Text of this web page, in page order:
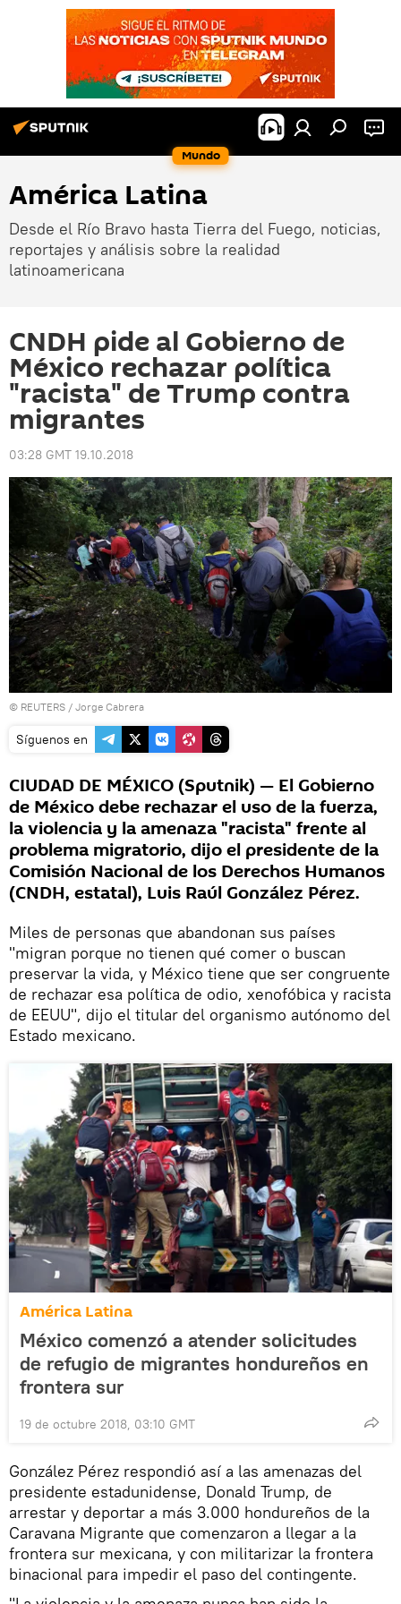
Mundo
América Latina
Desde el Río Bravo hasta Tierra del Fuego, noticias,
reportajes y análisis sobre la realidad
latinoamericana
CNDH pide al Gobierno de
México rechazar política
"racista" de Trump contra
migrantes
03:28 GMT 19.10.2018
© REUTERS / Jorge Cabrera
Síguenos en
CIUDAD DE MÉXICO (Sputnik) — El Gobierno
de México debe rechazar el uso de la fuerza,
la violencia y la amenaza "racista" frente al
problema migratorio, dijo el presidente de la
Comisión Nacional de los Derechos Humanos
(CNDH, estatal), Luis Raúl González Pérez.
Miles de personas que abandonan sus países
"migran porque no tienen qué comer o buscan
preservar la vida, y México tiene que ser congruente
de rechazar esa política de odio, xenofóbica y racista
de EEUU", dijo el titular del organismo autónomo del
Estado mexicano.
América Latina
México comenzó a atender solicitudes
de refugio de migrantes hondureños en
frontera sur
19 de octubre 2018, 03:10 GMT
González Pérez respondió así a las amenazas del
presidente estadunidense, Donald Trump, de
arrestar y deportar a más 3.000 hondureños de la
Caravana Migrante que comenzaron a llegar a la
frontera sur mexicana, y con militarizar la frontera
binacional para impedir el paso del contingente.